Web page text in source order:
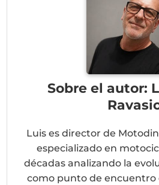
Sobre el autor:
Luis es director de
especializado en
décadas analizando la
como punto de encuentro